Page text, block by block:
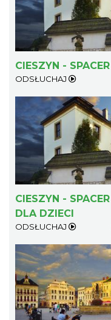
0.25 km
LOVE SONGS-
muzyce
Cieszyn
0.25 km
Patroni
Cieszyn
0.33 km
CIESZYN -
ODSŁUCHAJ
CIESZYN -
DLA DZIECI
ODSŁUCHAJ